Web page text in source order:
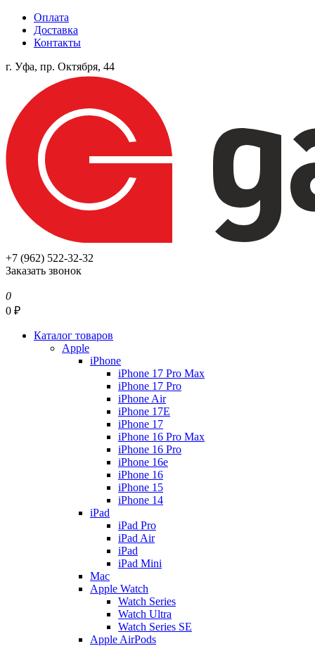
Оплата
Доставка
Контакты
г. Уфа, пр. Октября, 44
+7 (962) 522-32-32
Заказать звонок
0
0 ₽
Каталог товаров
Apple
iPhone
iPhone 17 Pro Max
iPhone 17 Pro
iPhone Air
iPhone 17E
iPhone 17
iPhone 16 Pro Max
iPhone 16 Pro
iPhone 16e
iPhone 16
iPhone 15
iPhone 14
iPad
iPad Pro
iPad Air
iPad
iPad Mini
Mac
Apple Watch
Watch Series
Watch Ultra
Watch Series SE
Apple AirPods